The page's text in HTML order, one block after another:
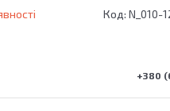
Код: N_010-
+380